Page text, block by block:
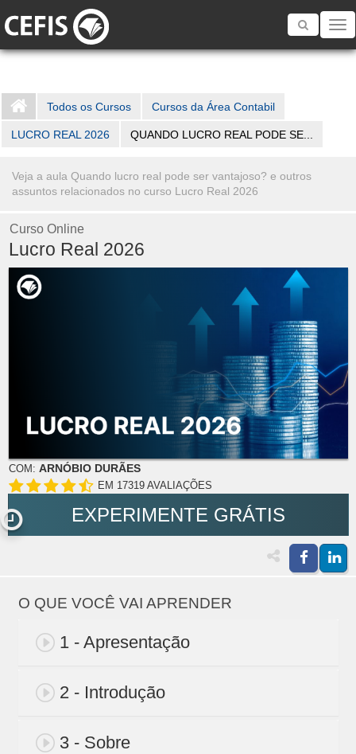
Toggle
Todos os Cursos Cursos da Área Contabil
LUCRO REAL 2026 QUANDO LUCRO REAL PODE SE...
Veja a aula Quando lucro real pode ser vantajoso? e outros
assuntos relacionados no curso Lucro Real 2026
Curso Online
Lucro Real 2026
COM: ARNÓBIO DURÃES
EM 17319 AVALIAÇÕES
EXPERIMENTE GRÁTIS
O QUE VOCÊ VAI APRENDER
1 - Apresentação
2 - Introdução
3 - Sobre